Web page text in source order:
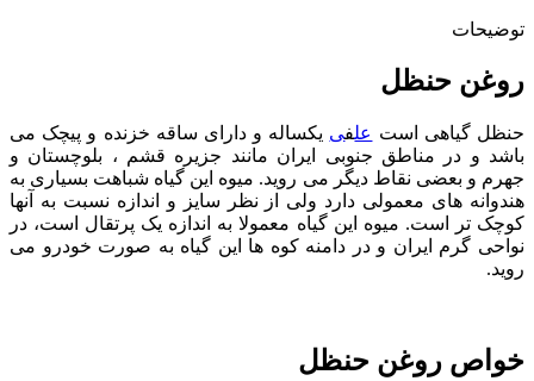
توضیحات
روغن حنظل
حنظل گیاهی است علفی یکساله و دارای ساقه خزنده و پیچک می
باشد و در مناطق جنوبی ایران مانند جزیره قشم ، بلوچستان و
جهرم و بعضی نقاط دیگر می روید. میوه این گیاه شباهت بسیاری به
هندوانه های معمولی دارد ولی از نظر سایز و اندازه نسبت به آنها
کوچک تر است. میوه این گیاه معمولا به اندازه یک پرتقال است، در
نواحی گرم ایران و در دامنه کوه ها این گیاه به صورت خودرو می
روید.
خواص روغن حنظل